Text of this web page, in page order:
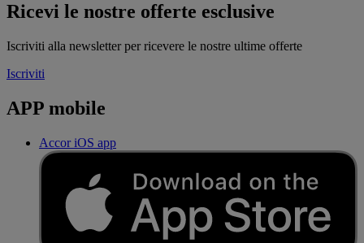
Ricevi le nostre offerte esclusive
Iscriviti alla newsletter per ricevere le nostre ultime offerte
Iscriviti
APP mobile
Accor iOS app